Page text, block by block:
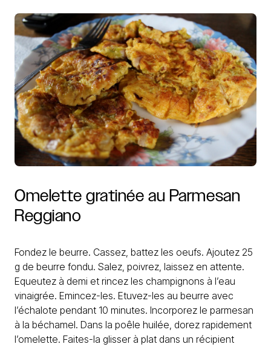
Omelette gratinée au Parmesan
Reggiano
Fondez le beurre. Cassez, battez les oeufs. Ajoutez 25
g de beurre fondu. Salez, poivrez, laissez en attente.
Equeutez à demi et rincez les champignons à l’eau
vinaigrée. Emincez-les. Etuvez-les au beurre avec
l’échalote pendant 10 minutes. Incorporez le parmesan
à la béchamel. Dans la poêle huilée, dorez rapidement
l’omelette. Faites-la glisser à plat dans un récipient